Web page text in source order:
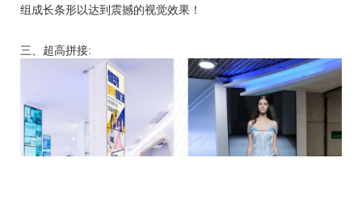
组成长条形以达到震撼的视觉效果！
三、超高拼接: